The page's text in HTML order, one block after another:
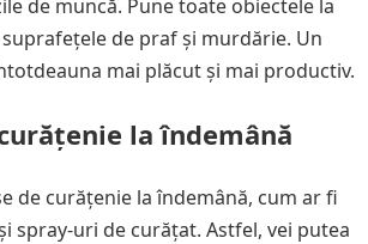
de muncă. Pune toate obiectele la
de praf și murdărie. Un
mai plăcut și mai productiv.
la îndemână
de curățenie la îndemână, cum ar fi
spray-uri de curățat. Astfel, vei putea